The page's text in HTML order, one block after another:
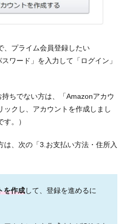
、プライム会員登録したい
ワード」を入力して「ログイン」
ちでない方は、「Amazonアカウ
ックし、アカウントを作成しまし
。）
は、次の「3.お支払い方法・住所入
を作成して、登録を進めるに